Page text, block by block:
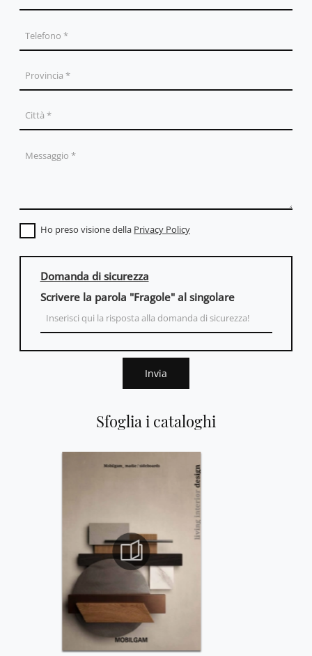
Sfoglia i cataloghi
Ho preso visione della Privacy Policy
Domanda di sicurezza
Scrivere la parola "Fragole" al singolare
Invia